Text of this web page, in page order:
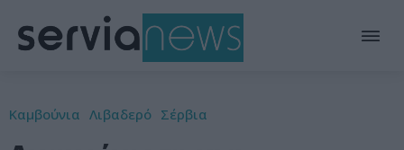
Καμβούνια Λιβαδερό Σέρβια